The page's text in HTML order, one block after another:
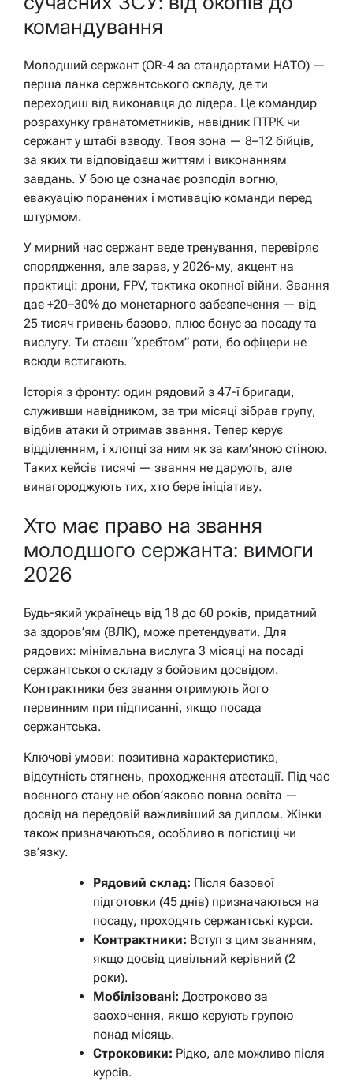
командування
Молодший сержант (OR-4 за стандартами НАТО) —
перша ланка сержантського складу, де ти
переходиш від виконавця до лідера. Це командир
розрахунку гранатометників, навідник ПТРК чи
сержант у штабі взводу. Твоя зона — 8–12 бійців,
за яких ти відповідаєш життям і виконанням
завдань. У бою це означає розподіл вогню,
евакуацію поранених і мотивацію команди перед
штурмом.
У мирний час сержант веде тренування, перевіряє
спорядження, але зараз, у 2026-му, акцент на
практиці: дрони, FPV, тактика окопної війни. Звання
дає +20–30% до монетарного забезпечення — від
25 тисяч гривень базово, плюс бонус за посаду та
вислугу. Ти стаєш “хребтом” роти, бо офіцери не
всюди встигають.
Історія з фронту: один рядовий з 47-ї бригади,
служивши навідником, за три місяці зібрав групу,
відбив атаки й отримав звання. Тепер керує
відділенням, і хлопці за ним як за кам’яною стіною.
Таких кейсів тисячі — звання не дарують, але
винагороджують тих, хто бере ініціативу.
Хто має право на звання
молодшого сержанта: вимоги
2026
Будь-який українець від 18 до 60 років, придатний
за здоров’ям (ВЛК), може претендувати. Для
рядових: мінімальна вислуга 3 місяці на посаді
сержантського складу з бойовим досвідом.
Контрактники без звання отримують його
первинним при підписанні, якщо посада
сержантська.
Ключові умови: позитивна характеристика,
відсутність стягнень, проходження атестації. Під час
воєнного стану не обов’язково повна освіта —
досвід на передовій важливіший за диплом. Жінки
також призначаються, особливо в логістиці чи
зв’язку.
Рядовий склад: Після базової
підготовки (45 днів) призначаються на
посаду, проходять сержантські курси.
Контрактники: Вступ з цим званням,
якщо досвід цивільний керівний (2
роки).
Мобілізовані: Достроково за
заохочення, якщо керують групою
понад місяць.
Строковики: Рідко, але можливо після
курсів.